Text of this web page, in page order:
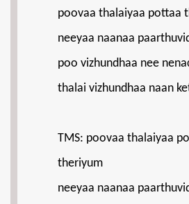
poovaa thalaiyaa pottaa
neeyaa naanaa
poo vizhundhaa nee
thalai vizhundhaa naan
TMS: poovaa thalaiyaa
theriyum
neeyaa naanaa